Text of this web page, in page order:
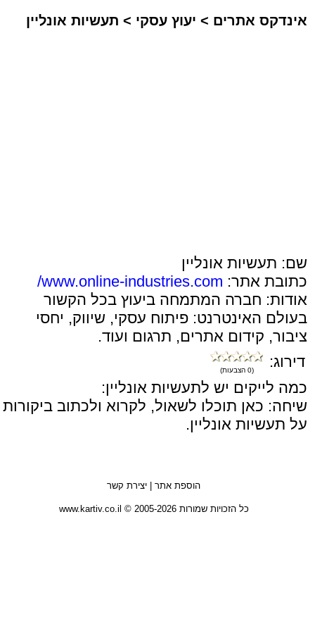
אינדקס אתרים > יעוץ עסקי > תעשיות אונליין
שם: תעשיות אונליין
כתובת אתר: www.online-industries.com/
אודות: חברה המתמחה ביעוץ בכל הקשור
בעולם האינטרנט: פיתוח עסקי, שיווק, יחסי
ציבור, קידום אתרים, תרגום ועוד.
דירוג:
(0 הצבעות)
כמה לייקים יש לתעשיות אונליין:
שיחה: כאן תוכלו לשאול, לקרוא ולכתוב ביקורות
על תעשיות אונליין.
הוספת אתר | יצירת קשר
כל הזכויות שמורות 2005-2026 © www.kartiv.co.il